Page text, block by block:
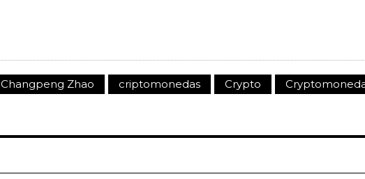
Changpeng Zhao criptomonedas Crypto